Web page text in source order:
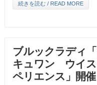
続きを読む / READ MORE
ブルックラディ
キュワン ウイス
ペリエンス」開催